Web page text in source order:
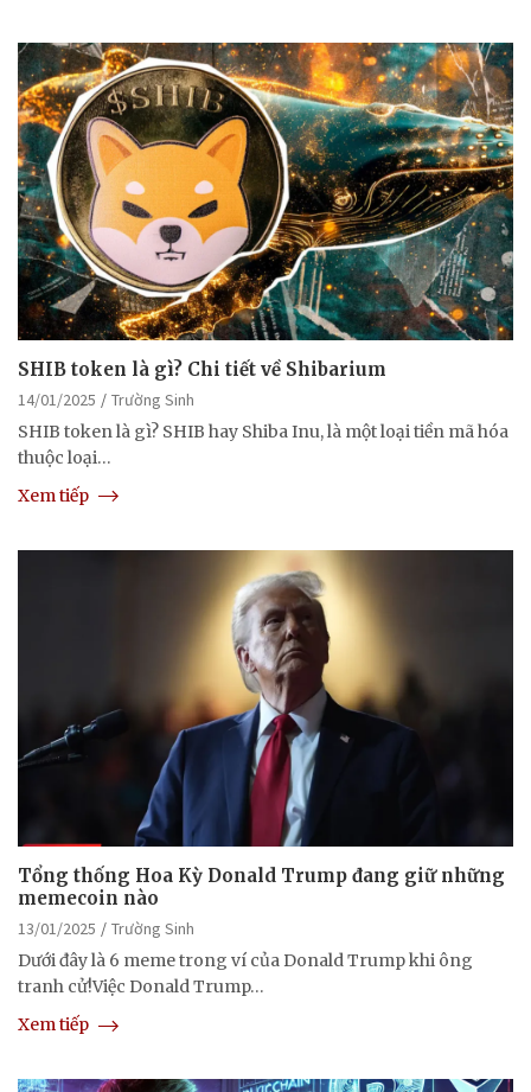
SHIB token là gì? Chi tiết về Shibarium
14/01/2025
Trường Sinh
SHIB token là gì? SHIB hay Shiba Inu, là một loại tiền mã hóa
thuộc loại…
Xem tiếp
Tổng thống Hoa Kỳ Donald Trump đang giữ những
memecoin nào
13/01/2025
Trường Sinh
Dưới đây là 6 meme trong ví của Donald Trump khi ông
tranh cử!Việc Donald Trump…
Xem tiếp